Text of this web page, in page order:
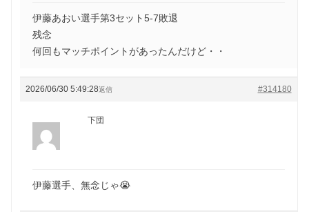
伊藤あおい選手第3セット5-7敗退
残念
何回もマッチポイントがあったんだけど・・
2026/06/30 5:49:28 #314180
返信
下団
伊藤選手、無念じゃ😭